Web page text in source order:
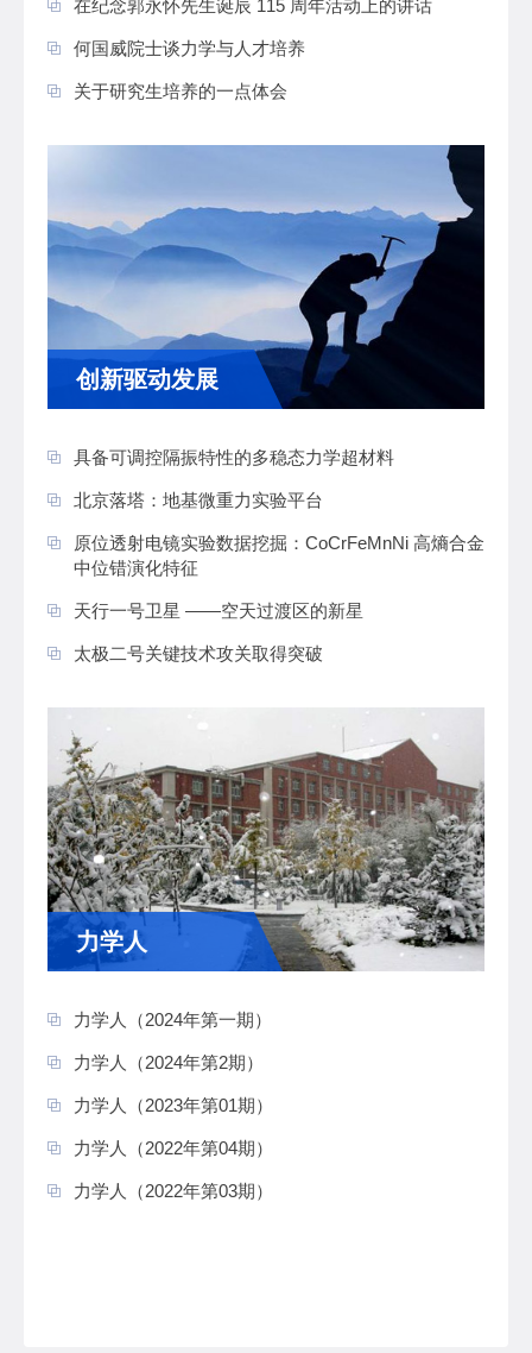
在纪念郭永怀先生诞辰 115 周年活动上的讲话
何国威院士谈力学与人才培养
关于研究生培养的一点体会
创新驱动发展
具备可调控隔振特性的多稳态力学超材料
北京落塔：地基微重力实验平台
原位透射电镜实验数据挖掘：CoCrFeMnNi 高熵合金
中位错演化特征
天行一号卫星 ——空天过渡区的新星
太极二号关键技术攻关取得突破
力学人
力学人（2024年第一期）
力学人（2024年第2期）
力学人（2023年第01期）
力学人（2022年第04期）
力学人（2022年第03期）